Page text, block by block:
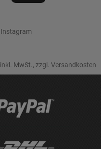
Instagram
inkl. MwSt., zzgl. Versandkosten